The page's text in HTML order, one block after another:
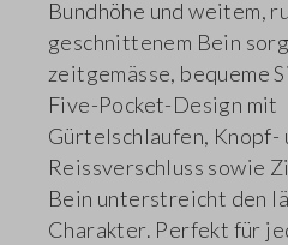
Bundhöhe und weitem,
geschnittenem Bein
zeitgemässe, bequeme
Five-Pocket-Design mit
Gürtelschlaufen, Knopf-
Reissverschluss sowie
Bein unterstreicht den
Charakter. Perfekt für